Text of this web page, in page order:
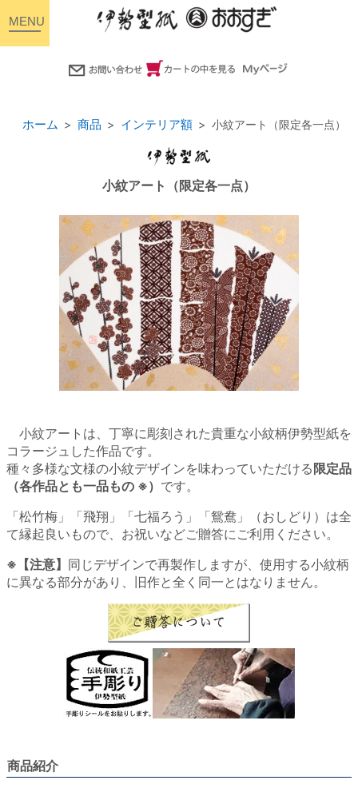
ホーム 商品 インテリア額 小紋アート（限定各一点）
小紋アート（限定各一点）
小紋アートは、丁寧に彫刻された貴重な小紋柄伊勢型紙を
コラージュした作品です。
種々多様な文様の小紋デザインを味わっていただける 限定品
（各作品とも一品もの ※） です。
「松竹梅」「飛翔」「七福ろう」「鴛鴦」（おしどり）は全
て縁起良いもので、お祝いなどご贈答にご利用ください。
※【注意】 同じデザインで再製作しますが、使用する小紋柄
に異なる部分があり、旧作と全く同一とはなりません。
商品紹介
toggle
navigation